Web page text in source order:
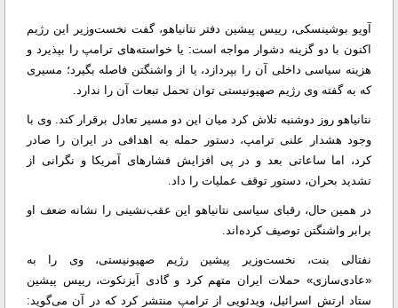
آویو بوشینسکی، رییس پیشین دفتر نتانیاهو، گفت نخست‌وزیر این رژیم
اکنون با دو گزینه دشوار مواجه است: یا خواسته‌های ترامپ را بپذیرد و
هزینه سیاسی داخلی آن را بپردازد، یا از واشنگتن فاصله بگیرد؛ مسیری
که به گفته وی رژیم صهیونیستی توان تحمل تبعات آن را ندارد.
نتانیاهو روز دوشنبه تلاش کرد میان این دو مسیر تعادل برقرار کند. وی با
وجود هشدار علنی ترامپ، دستور حمله به اهدافی در ایران را صادر
کرد، اما ساعاتی بعد و در پی افزایش فشارهای آمریکا و نگرانی از
تشدید بحران، دستور توقف عملیات را داد.
در همین حال، رقبای سیاسی نتانیاهو این عقب‌نشینی را نشانه ضعف او
برابر واشنگتن توصیف کرده‌اند.
نفتالی بنت، نخست‌وزیر پیشین رژیم صهیونیستی، وی را به
«عادی‌سازی» حملات ایران متهم کرد و گادی آیزنکوت، رییس پیشین
ستاد ارتش اسرائیل، ویدئویی از ترامپ منتشر کرد که در آن می‌گوید: